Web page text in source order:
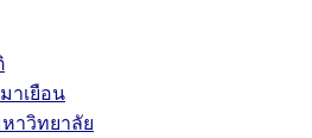
าเยือน
าวิทยาลัย